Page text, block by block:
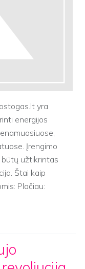
yra
energijos
Įrengimo
būtų užtikrintas
Štai kaip
Plačiau: